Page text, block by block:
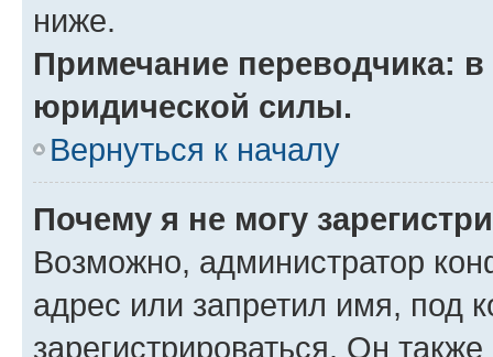
ниже.
Примечание переводчика:
юридической силы.
Вернуться к началу
Почему я не могу
Возможно, администратор
адрес или запретил имя, под
зарегистрироваться. Он